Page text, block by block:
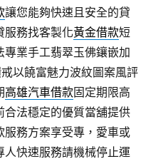
讓您能夠快速且安全的貸
服務找客製化黃金借款短
業手工翡翠玉佛鑲嵌加
以饒富魅力波紋圖案風評
高雄汽車借款固定期限高
法穩定的優質當舖提供
服務方案享受專，愛車或
人快速服務請機械停止運